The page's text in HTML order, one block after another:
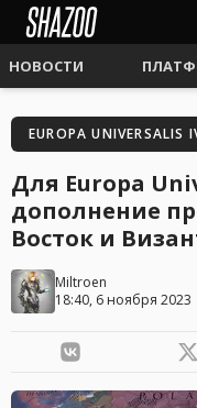
НОВОСТИ
EUROPA UNIVERSALIS
Для Europa
дополнение
Восток и
Miltroen
18:40, 6 ноября 2023